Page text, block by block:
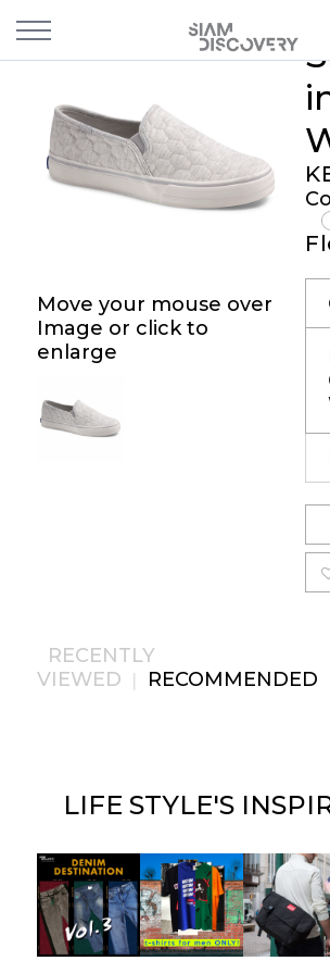
Move your mouse over
Image or click to
enlarge
RECENTLY
VIEWED | RECOMMENDED
LIFE STYLE'S